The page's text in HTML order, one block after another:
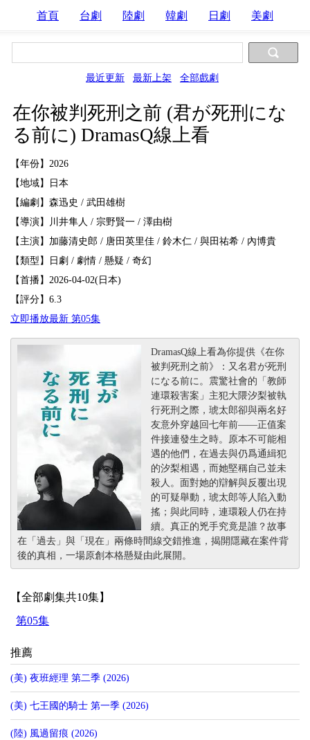
首頁 台劇 陸劇 韓劇 日劇 美劇
最近更新 最新上架 全部戲劇
在你被判死刑之前 (君が死刑にな
る前に) DramasQ線上看
【年份】2026
【地域】日本
【編劇】森迅史 / 武田雄樹
【導演】川井隼人 / 宗野賢一 / 澤由樹
【主演】加藤清史郎 / 唐田英里佳 / 鈴木仁 / 與田祐希 / 內博貴
【類型】日劇 / 劇情 / 懸疑 / 奇幻
【首播】2026-04-02(日本)
【評分】6.3
立即播放最新 第05集
DramasQ線上看為你提供《在你
被判死刑之前》：又名君が死刑
になる前に。震驚社會的「教師
連環殺害案」主犯大隈汐梨被執
行死刑之際，琥太郎卻與兩名好
友意外穿越回七年前——正值案
件接連發生之時。原本不可能相
遇的他們，在過去與仍爲通緝犯
的汐梨相遇，而她堅稱自己並未
殺人。面對她的辯解與反覆出現
的可疑舉動，琥太郎等人陷入動
搖；與此同時，連環殺人仍在持
續。真正的兇手究竟是誰？故事
在「過去」與「現在」兩條時間線交錯推進，揭開隱藏在案件背
後的真相，一場原創本格懸疑由此展開。
【全部劇集共10集】
第05集
推薦
(美) 夜班經理 第二季 (2026)
(美) 七王國的騎士 第一季 (2026)
(陸) 風過留痕 (2026)